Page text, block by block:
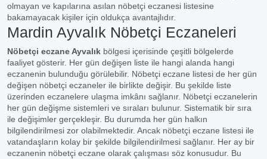
olmayan ve kapılarına asılan nöbetçi eczanesi listesine
bakamayacak kişiler için oldukça avantajlıdır.
Mardin Ayvalık Nöbetçi Eczaneleri
Nöbetçi eczane Ayvalık bölgesi içerisinde çeşitli bölgelerde
faaliyet gösterir. Her gün değişen liste ile hangi alanda hangi
eczanenin bulunduğu görülebilir. Nöbetçi eczane listesi de her gün
değişen nöbetçi eczaneler ile birlikte değişir. Bu şekilde liste
üzerinden eczanelere ulaşma imkânı sağlanır. Nöbetçi eczanelerin
her gün değişme sistemleri ve sıraları bulunur. Sistematik bir sıra
ile değişimler gerçekleşir. Bu durumda her gün halkın
bilgilendirilmesi zor olabilmektedir. Ancak nöbetçi eczane listesi ile
vatandaşların kolay bir şekilde bilgilendirilmesi sağlanır. Her ay bir
eczanenin nöbetçi eczane olarak çalışması söz konusudur. Bu